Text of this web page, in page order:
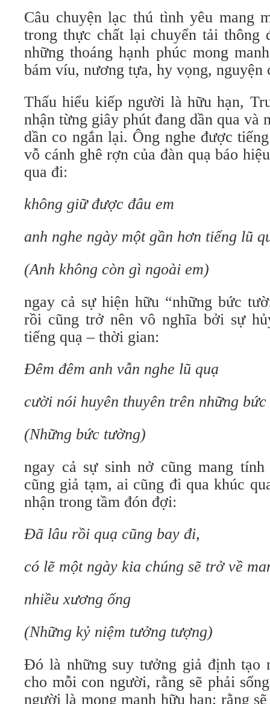
Câu chuyện lạc thú tình yêu mang
trong thực chất lại chuyển tải thông
những thoáng hạnh phúc mong
bám víu, nương tựa, hy vọng, nguyện
Thấu hiểu kiếp người là hữu hạn,
nhận từng giây phút đang dần qua và
dần co ngắn lại. Ông nghe được
vỗ cánh ghê rợn của đàn quạ báo
qua đi:
không giữ được đâu em
anh nghe ngày một gần hơn tiếng lũ
(Anh không còn gì ngoài em)
ngay cả sự hiện hữu “những bức
rồi cũng trở nên vô nghĩa bởi sự
tiếng quạ – thời gian:
Đêm đêm anh vẫn nghe lũ quạ
cười nói huyên thuyên trên những
(Những bức tường)
ngay cả sự sinh nở cũng mang
cũng giả tạm, ai cũng đi qua khúc
nhận trong tầm đón đợi:
Đã lâu rồi quạ cũng bay đi,
có lẽ một ngày kia chúng sẽ trở về
nhiều xương ống
(Những kỷ niệm tưởng tượng)
Đó là những suy tưởng giả định tạo
cho mỗi con người, rằng sẽ phải
người là mong manh hữu hạn; rằng